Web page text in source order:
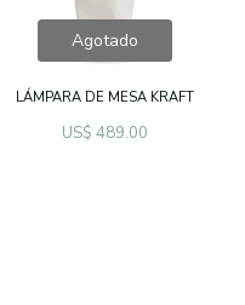
Agotado
LÁMPARA DE MESA KRAFT
US$ 489.00